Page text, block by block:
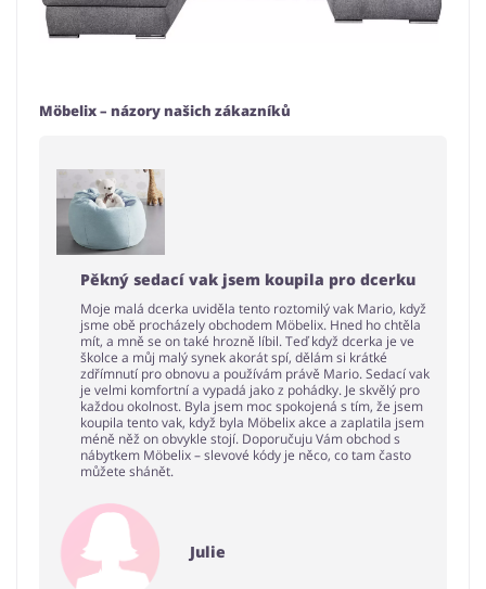
Möbelix – názory našich zákazníků
Pěkný sedací vak jsem koupila pro dcerku
Moje malá dcerka uviděla tento roztomilý vak Mario, když
jsme obě procházely obchodem Möbelix. Hned ho chtěla
mít, a mně se on také hrozně líbil. Teď když dcerka je ve
školce a můj malý synek akorát spí, dělám si krátké
zdřímnutí pro obnovu a používám právě Mario. Sedací vak
je velmi komfortní a vypadá jako z pohádky. Je skvělý pro
každou okolnost. Byla jsem moc spokojená s tím, že jsem
koupila tento vak, když byla Möbelix akce a zaplatila jsem
méně něž on obvykle stojí. Doporučuju Vám obchod s
nábytkem Möbelix – slevové kódy je něco, co tam často
můžete shánět.
Julie